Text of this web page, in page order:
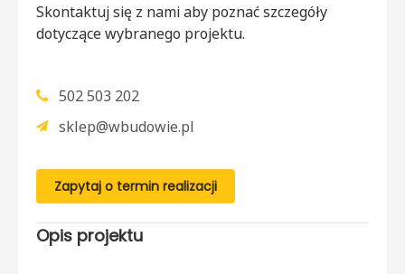
Skontaktuj się z nami aby poznać szczegóły
dotyczące wybranego projektu.
502 503 202
sklep@wbudowie.pl
Zapytaj o termin realizacji
Opis projektu